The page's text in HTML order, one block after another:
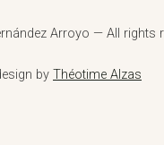
Arroyo — All rights
by Théotime Alzas